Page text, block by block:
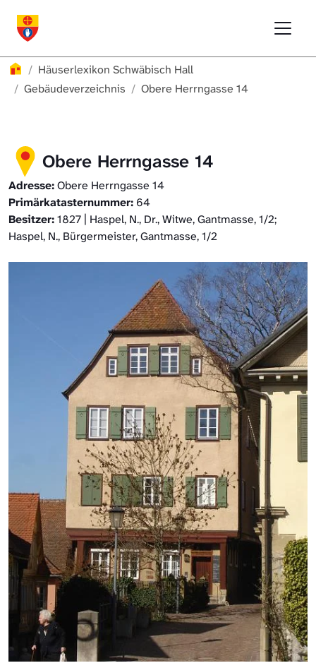
Häuserlexikon
Häuserlexikon Schwäbisch Hall
Gebäudeverzeichnis
Obere Herrngasse 14
Obere Herrngasse 14
Adresse:Obere Herrngasse 14
Primärkatasternummer: 64
Besitzer:1827 | Haspel, N., Dr., Witwe, Gantmasse, 1/2;
Haspel, N., Bürgermeister, Gantmasse, 1/2
Häuserlexikon Steinbach
Digitale Nachschlagewerke